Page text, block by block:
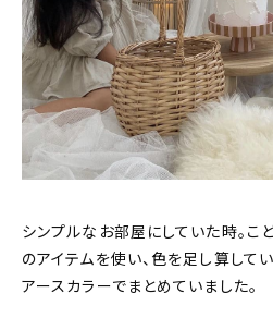
シンプルなお部屋にしていた時。こ
のアイテムを使い、色を足し算して
アースカラーでまとめていました。